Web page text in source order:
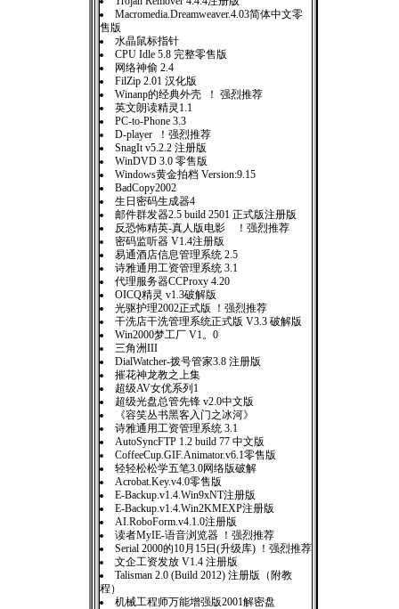
Macromedia.Dreamweaver.4.03简体中文零
售版
水晶鼠标指针
CPU Idle 5.8 完整零售版
网络神偷 2.4
FilZip 2.01 汉化版
Winanp的经典外壳 ！ 强烈推荐
英文朗读精灵1.1
PC-to-Phone 3.3
D-player ！强烈推荐
SnagIt v5.2.2 注册版
WinDVD 3.0 零售版
Windows黄金拍档 Version:9.15
BadCopy2002
生日密码生成器4
邮件群发器2.5 build 2501 正式版注册版
反恐怖精英-真人版电影 ！强烈推荐
密码监听器 V1.4注册版
易通酒店信息管理系统 2.5
诗雅通用工资管理系统 3.1
代理服务器CCProxy 4.20
OICQ精灵 v1.3破解版
光驱护理2002正式版 ！强烈推荐
干洗店干洗管理系统正式版 V3.3 破解版
Win2000梦工厂 V1。0
三角洲III
DialWatcher-拨号管家3.8 注册版
摧花神龙教之上集
超级AV女优系列1
超级光盘总管先锋 v2.0中文版
《容笑丛书黑客入门之冰河》
诗雅通用工资管理系统 3.1
AutoSyncFTP 1.2 build 77 中文版
CoffeeCup.GIF.Animator.v6.1零售版
轻轻松松学五笔3.0网络版破解
Acrobat.Key.v4.0零售版
E-Backup.v1.4.Win9xNT注册版
E-Backup.v1.4.Win2KMEXP注册版
AI.RoboForm.v4.1.0注册版
读者MyIE-语音浏览器 ！强烈推荐
Serial 2000的10月15日(升级库) ！强烈推荐
文企工资发放 V1.4 注册版
Talisman 2.0 (Build 2012) 注册版（附教
程）
机械工程师万能增强版2001解密盘